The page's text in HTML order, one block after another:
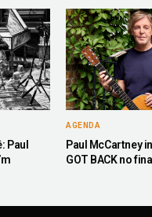
Paul
AGENDA
Paul McCartney
GOT BACK no